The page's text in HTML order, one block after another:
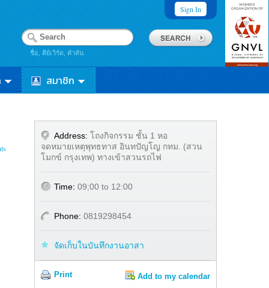
Sign In
ชื่อ, คีย์เวิร์ด, คำค้น
สมาชิก
Address: โถงกิจกรรม ชั้น 1 หอ
จดหมายเหตุพุทธทาส อินทปัญโญ กทม. (สวน
โมกข์ กรุงเทพ) ทางเข้าสวนรถไฟ
Time: 09;00 to 12:00
Phone: 0819298454
จัดเก็บในบันทึกงานอาสา
Print Add to my calendar